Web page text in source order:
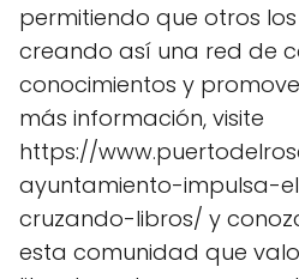
permitiendo que otros
creando así una red de
conocimientos y
más información, visite
https://
ayuntamiento-impulsa-
cruzando-libros/ y
esta comunidad que